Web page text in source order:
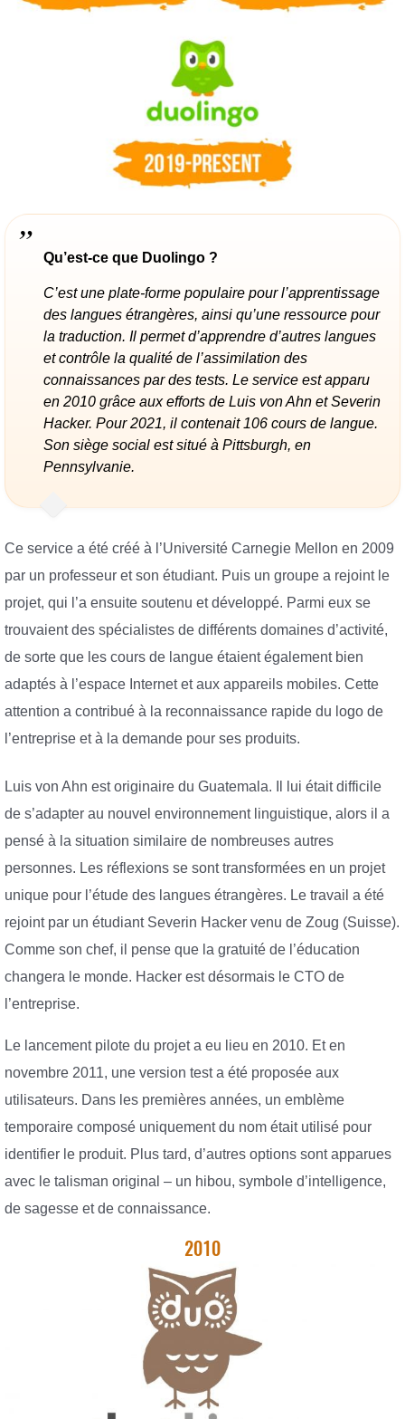
Qu’est-ce que Duolingo ?
C’est une plate-forme populaire pour l’apprentissage
des langues étrangères, ainsi qu’une ressource pour
la traduction. Il permet d’apprendre d’autres langues
et contrôle la qualité de l’assimilation des
connaissances par des tests. Le service est apparu
en 2010 grâce aux efforts de Luis von Ahn et Severin
Hacker. Pour 2021, il contenait 106 cours de langue.
Son siège social est situé à Pittsburgh, en
Pennsylvanie.
Ce service a été créé à l’Université Carnegie Mellon en 2009
par un professeur et son étudiant. Puis un groupe a rejoint le
projet, qui l’a ensuite soutenu et développé. Parmi eux se
trouvaient des spécialistes de différents domaines d’activité,
de sorte que les cours de langue étaient également bien
adaptés à l’espace Internet et aux appareils mobiles. Cette
attention a contribué à la reconnaissance rapide du logo de
l’entreprise et à la demande pour ses produits.
Luis von Ahn est originaire du Guatemala. Il lui était difficile
de s’adapter au nouvel environnement linguistique, alors il a
pensé à la situation similaire de nombreuses autres
personnes. Les réflexions se sont transformées en un projet
unique pour l’étude des langues étrangères. Le travail a été
rejoint par un étudiant Severin Hacker venu de Zoug (Suisse).
Comme son chef, il pense que la gratuité de l’éducation
changera le monde. Hacker est désormais le CTO de
l’entreprise.
Le lancement pilote du projet a eu lieu en 2010. Et en
novembre 2011, une version test a été proposée aux
utilisateurs. Dans les premières années, un emblème
temporaire composé uniquement du nom était utilisé pour
identifier le produit. Plus tard, d’autres options sont apparues
avec le talisman original – un hibou, symbole d’intelligence,
de sagesse et de connaissance.
2010